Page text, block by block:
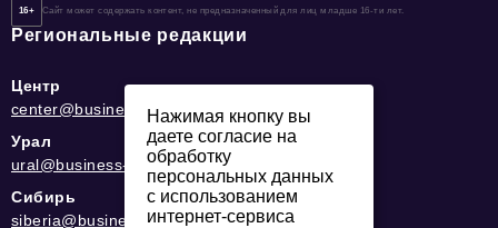
16+ Сайт может содержать контент, не предназначенный для лиц младше 16-ти лет.
Региональные редакции
Центр
center@business-magazine.online
Урал
ural@business-magazine.online
Сибирь
siberia@business-magazine.online
Нажимая кнопку вы
даете согласие на
обработку
персональных данных
с использованием
интернет-сервиса